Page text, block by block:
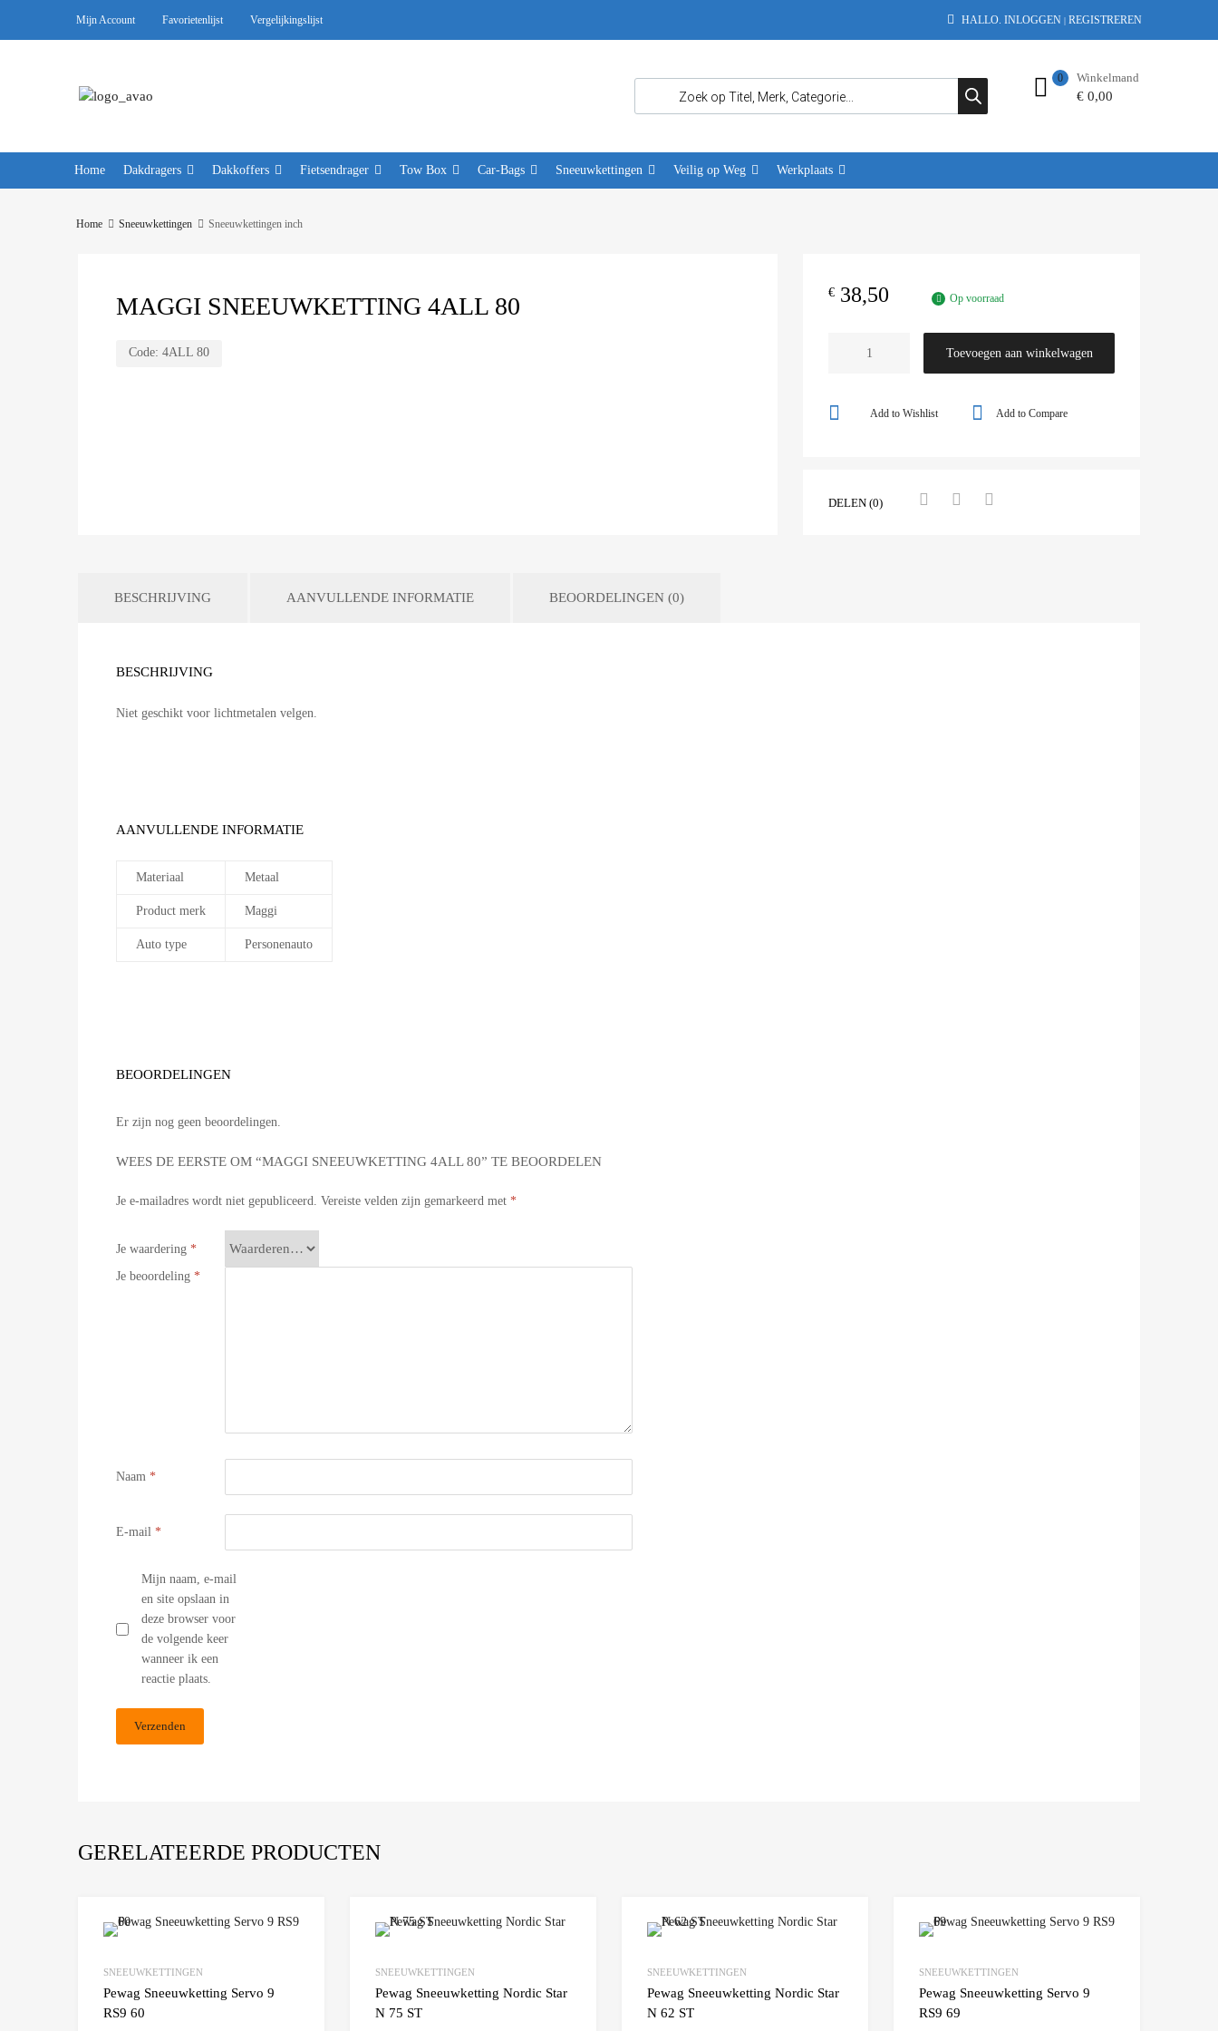
Mijn Account Favorietenlijst Vergelijkingslijst HALLO. INLOGGEN | REGISTREREN
Winkelmand
€ 0,00
0
Home Dakdragers Dakkoffers Fietsendrager Tow Box Car-Bags Sneeuwkettingen Veilig op Weg Werkplaats
Home Sneeuwkettingen Sneeuwkettingen inch
MAGGI SNEEUWKETTING 4ALL 80
Code: 4ALL 80
€ 38,50 Op voorraad
Toevoegen aan winkelwagen
Add to Compare
Add to Wishlist
DELEN (0)
BESCHRIJVING AANVULLENDE INFORMATIE BEOORDELINGEN (0)
BESCHRIJVING
Niet geschikt voor lichtmetalen velgen.
AANVULLENDE INFORMATIE
Materiaal Metaal
Product merk Maggi
Auto type Personenauto
BEOORDELINGEN
Er zijn nog geen beoordelingen.
WEES DE EERSTE OM “MAGGI SNEEUWKETTING 4ALL 80” TE BEOORDELEN
Je e-mailadres wordt niet gepubliceerd. Vereiste velden zijn gemarkeerd met *
Je waardering *
Je beoordeling *
Naam *
E-mail *
Mijn naam, e-mail
en site opslaan in
deze browser voor
de volgende keer
wanneer ik een
reactie plaats.
GERELATEERDE PRODUCTEN
Add to Wishlist
SNEEUWKETTINGEN
Pewag Sneeuwketting Servo 9
RS9 60
Add to Wishlist
SNEEUWKETTINGEN
Pewag Sneeuwketting Nordic Star
N 75 ST
Add to Wishlist
SNEEUWKETTINGEN
Pewag Sneeuwketting Nordic Star
N 62 ST
SNEEUWKETTINGEN
Pewag Sneeuwketting Servo 9
RS9 69